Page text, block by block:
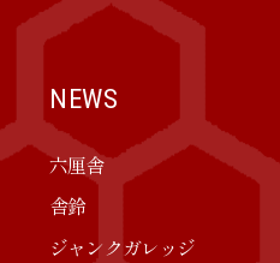
NEWS
六厘舎
舎鈴
ジャンクガレッジ